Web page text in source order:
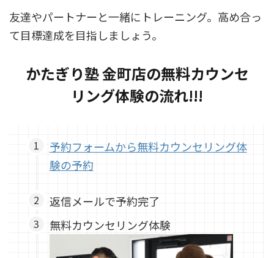
友達やパートナーと一緒にトレーニング。高め合っ
て目標達成を目指しましょう。
かたぎり塾 金町店の無料カウンセ
リング体験の流れ!!!
予約フォームから無料カウンセリング体
験の予約
返信メールで予約完了
無料カウンセリング体験